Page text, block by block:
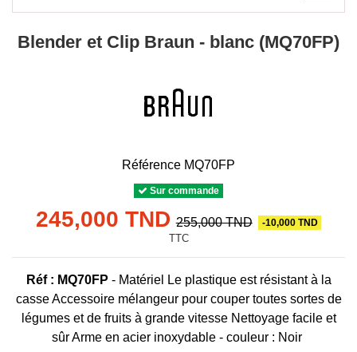
Blender et Clip Braun - blanc (MQ70FP)
Référence MQ70FP
Sur commande
245,000 TND 255,000 TND -10,000 TND
TTC
Réf : MQ70FP - Matériel Le plastique est résistant à la
casse Accessoire mélangeur pour couper toutes sortes de
légumes et de fruits à grande vitesse Nettoyage facile et
sûr Arme en acier inoxydable - couleur : Noir